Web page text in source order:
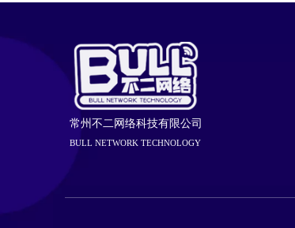
常州不二网络科技有限公司
BULL NETWORK TECHNOLOGY